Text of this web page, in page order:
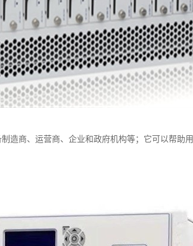
造商、运营商、企业和政府机构等；它可以帮助